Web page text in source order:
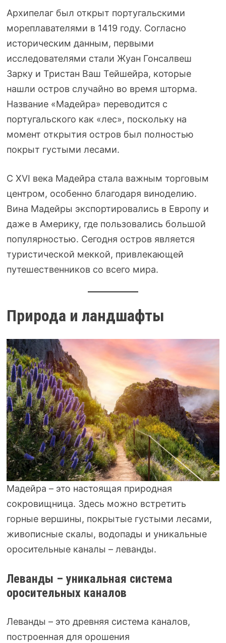
Архипелаг был открыт португальскими
мореплавателями в 1419 году. Согласно
историческим данным, первыми
исследователями стали Жуан Гонсалвеш
Зарку и Тристан Ваш Тейшейра, которые
нашли остров случайно во время шторма.
Название «Мадейра» переводится с
португальского как «лес», поскольку на
момент открытия остров был полностью
покрыт густыми лесами.
С XVI века Мадейра стала важным торговым
центром, особенно благодаря виноделию.
Вина Мадейры экспортировались в Европу и
даже в Америку, где пользовались большой
популярностью. Сегодня остров является
туристической меккой, привлекающей
путешественников со всего мира.
Природа и ландшафты
Мадейра – это настоящая природная
сокровищница. Здесь можно встретить
горные вершины, покрытые густыми лесами,
живописные скалы, водопады и уникальные
оросительные каналы – леванды.
Леванды – уникальная система
оросительных каналов
Леванды – это древняя система каналов,
построенная для орошения